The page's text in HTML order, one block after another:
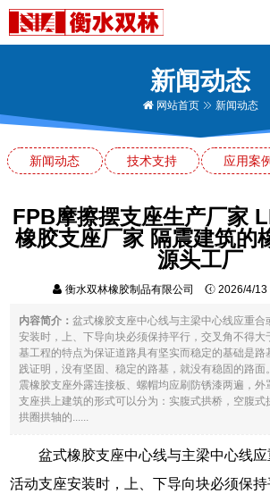
新闻动态
网站首页 新闻动态
新闻动态 技术支持 应用案例
FPB摩擦摆支座生产厂家
橡胶支座厂家 隔震建筑的
源头工厂
衡水双林橡胶制品有限公司 2026/4/
内容简介：盆式橡胶支座中心线与主梁中心线应重合
安装时，上、下导向块必须保持平行，交叉角不得大
基工程的特点为保证道路具有坚实而稳定的基础是
践证明，没有坚固、稳定的路基，就没有稳固的路面
震橡胶支座外露连接板、螺帽均应刷防锈漆两遍，外
支座拱上建筑的形式可以分为：实腹式拱桥，空腹式
拱圈拱轴的......
盆式橡胶支座中心线与主梁中心线
活动支座安装时，上、下导向块必须保